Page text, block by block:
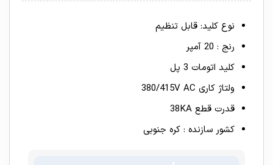
نوع کلید: قابل تنظیم
رنج : 20 آمپر
کلید اتومات 3 پل
ولتاژ کاری 380/415V AC
قدرت قطع 38KA
کشور سازنده : کره جنوبی